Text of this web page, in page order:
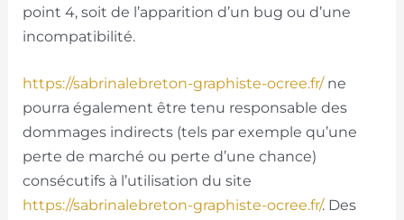
point 4, soit de l’apparition d’un bug ou d’une
incompatibilité.
https://sabrinalebreton-graphiste-ocree.fr/ne
pourra également être tenu responsable des
dommages indirects (tels par exemple qu’une
perte de marché ou perte d’une chance)
consécutifs à l’utilisation du site
https://sabrinalebreton-graphiste-ocree.fr/. Des